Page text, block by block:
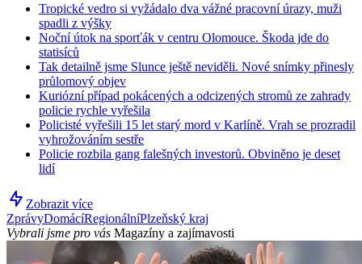
Tropické vedro si vyžádalo dva vážné pracovní úrazy, muži
spadli z výšky
Noční útok na sporťák v centru Olomouce. Škoda jde do
statisíců
Tak detailně jsme Slunce ještě neviděli. Nové snímky přinesly
průlomový objev
Kuriózní případ pokácených a odcizených stromů ze zahrady
policie rychle vyřešila
Policisté vyřešili 15 let starý mord v Karlíně. Vrah se prozradil
vyhrožováním sestře
Policie rozbila gang falešných investorů. Obviněno je deset
lidí
Zobrazit více
ZprávyDomácíRegionálníPlzeňský kraj
Vybrali jsme pro vás Magazíny a zajímavosti